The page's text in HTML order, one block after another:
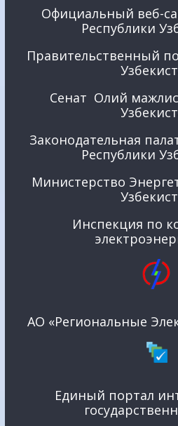
Официальный веб-
Республики
Правительственный
Сенат Олий
Законодательная
Республики
Министерство
Инспекция по
АО «Региональные
Единый портал